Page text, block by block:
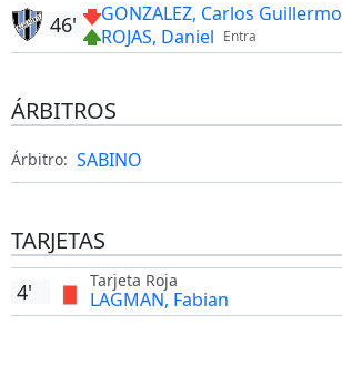
GONZALEZ, Carlos Guillermo
Entra
ROJAS, Daniel
46'
ÁRBITROS
Árbitro: SABINO
TARJETAS
Tarjeta Roja
LAGMAN, Fabian
4'